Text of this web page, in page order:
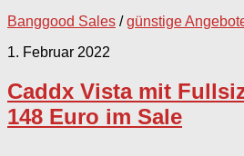
Banggood Sales /günstige
1. Februar 2022
Caddx Vista mit
148 Euro im Sale